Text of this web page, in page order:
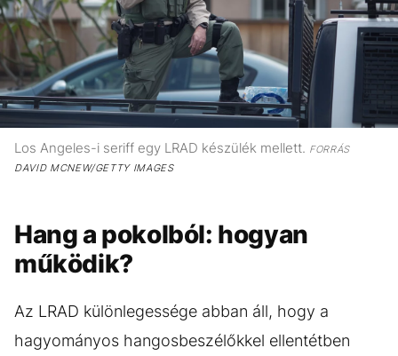
Los Angeles-i seriff egy LRAD készülék mellett. FORRÁS
DAVID MCNEW/GETTY IMAGES
Hang a pokolból: hogyan
működik?
Az LRAD különlegessége abban áll, hogy a
hagyományos hangosbeszélőkkel ellentétben